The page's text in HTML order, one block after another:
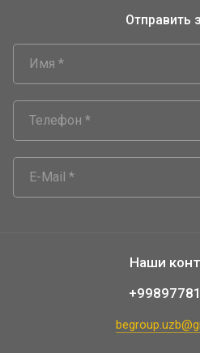
Отправить
Наши